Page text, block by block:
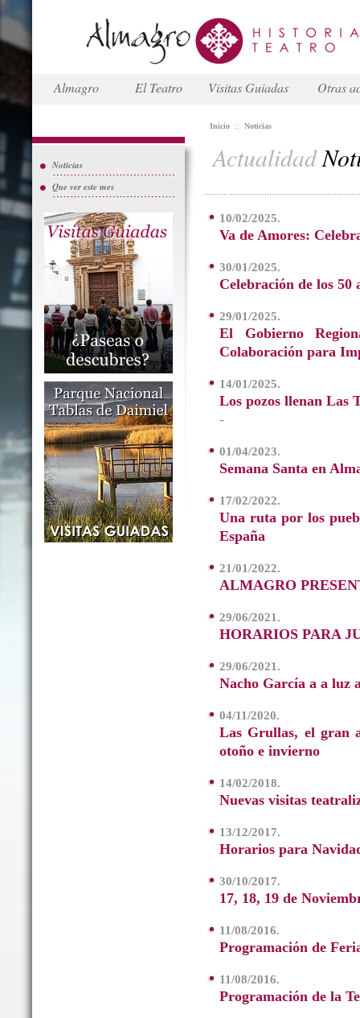
Almagro El Teatro Visitas Guiadas Otras
Noticias
Que ver este mes
Inicio :: Noticias
Actualidad
10/02/2025.
Va de Amores:
30/01/2025.
Celebración de los 50
29/01/2025.
El Gobierno
Colaboración para
14/01/2025.
Los pozos llenan Las
-
01/04/2023.
Semana Santa en
17/02/2022.
Una ruta por los
España
21/01/2022.
ALMAGRO
29/06/2021.
HORARIOS PARA
29/06/2021.
Nacho García a a luz
04/11/2020.
Las Grullas, el gran
otoño e invierno
14/02/2018.
Nuevas visitas
13/12/2017.
Horarios para
30/10/2017.
17, 18, 19 de
11/08/2016.
Programación de
11/08/2016.
Programación de la